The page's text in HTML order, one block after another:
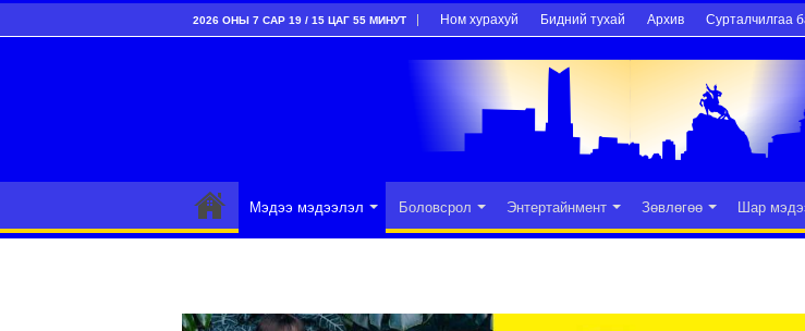
2026 ОНЫ 7 САР 19 / 15 ЦАГ 55 МИНУТ Ном хурахуй Бидний тухай Архив Сурталчилгаа
Мэдээ мэдээлэл Боловсрол Энтертайнмент Зөвлөгөө Шар